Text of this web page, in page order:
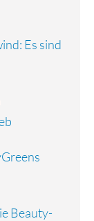
Es sind
Beauty-